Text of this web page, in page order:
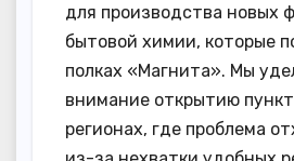
для производства новых
бытовой химии, которые
полках «Магнита». Мы
внимание открытию
регионах, где проблема